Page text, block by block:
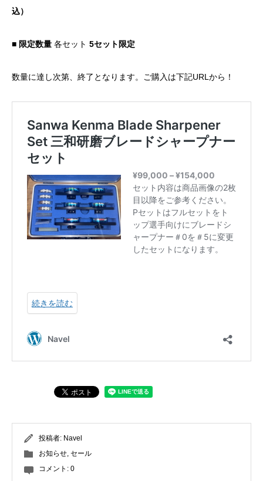
込）
■ 限定数量 各セット 5セット限定
数量に達し次第、終了となります。ご購入は下記URLから！
投稿者: Navel
お知らせ, セール
コメント: 0